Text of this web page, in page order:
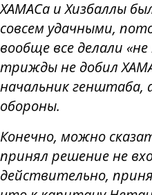
ХАМАСа и Хизбаллы
совсем удачными,
вообще все делали
трижды не добил
начальник генштаба,
обороны.
Конечно, можно
принял решение не
действительно,